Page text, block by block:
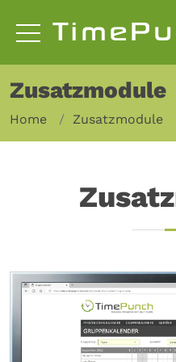
Zusatzmodule
Home Zusatzmodule